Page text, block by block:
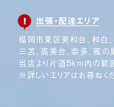
出張・配達エリア
福岡市東区美和台、和白、
三苫、高美台、奈多、 雁の
当店より片道5km内の範
※詳しいエリアはお尋ねく